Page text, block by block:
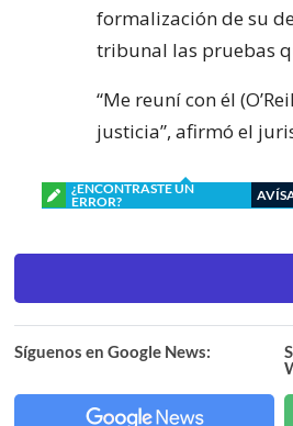
formalización de su
tribunal las pruebas
“Me reuní con él
justicia”, afirmó el
¿ENCONTRASTE UN
ERROR?
Síguenos en Google News: